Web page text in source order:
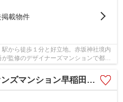
掲載物件
から徒歩１分と好立地。赤坂神社境内
監修のデザイナーズマンションで都心
マンション早稲田正門前通り